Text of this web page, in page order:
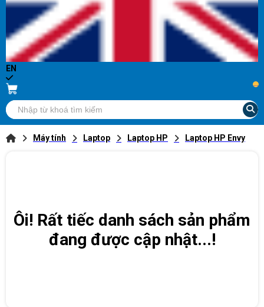
EN
...
Máy tính Laptop Laptop HP Laptop HP Envy
Ôi! Rất tiếc danh sách sản phẩm
đang được cập nhật...!